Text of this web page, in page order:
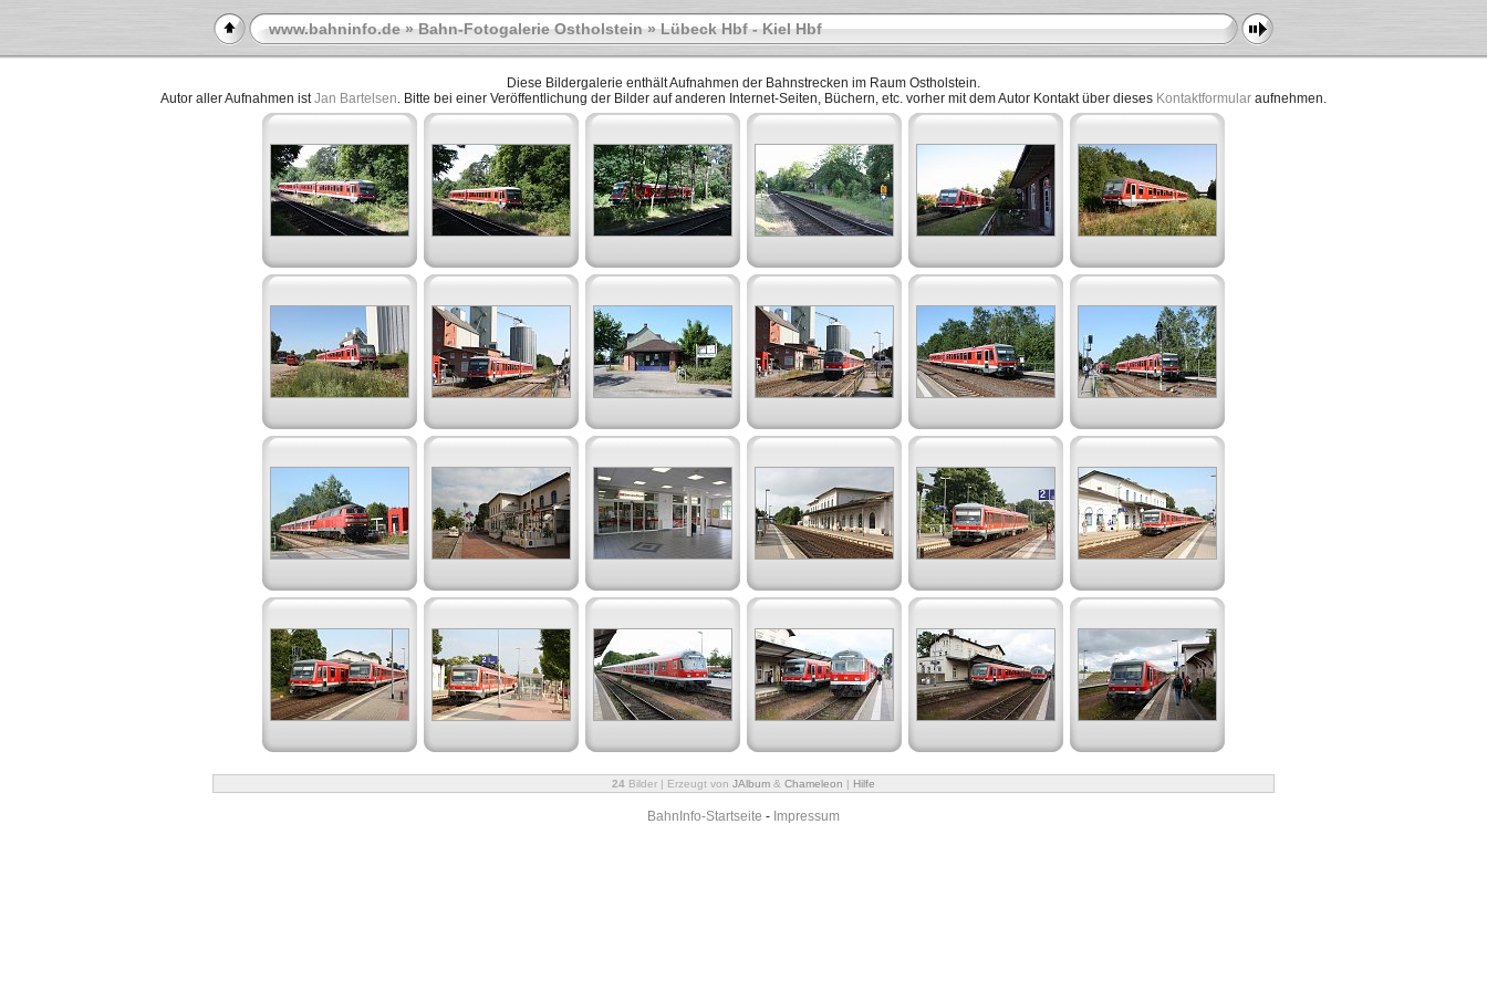
www.bahninfo.de»Bahn-Fotogalerie Ostholstein» Lübeck Hbf - Kiel Hbf
Diese Bildergalerie enthält Aufnahmen der Bahnstrecken im Raum Ostholstein.
Autor aller Aufnahmen istJan Bartelsen. Bitte bei einer Veröffentlichung der Bilder auf anderen Internet-Seiten, Büchern, etc. vorher mit dem Autor Kontakt über dieses Kontaktformular aufnehmen.
24 Bilder | Erzeugt von JAlbum & Chameleon | Hilfe
BahnInfo-Startseite - Impressum